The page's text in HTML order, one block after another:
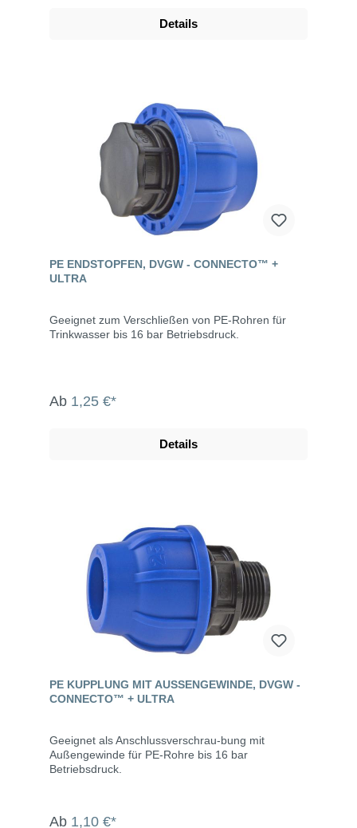
Details
PE ENDSTOPFEN, DVGW - CONNECTO™ +
ULTRA
Geeignet zum Verschließen von PE-Rohren für
Trinkwasser bis 16 bar Betriebsdruck.
Ab 1,25 €*
Details
PE KUPPLUNG MIT AUSSENGEWINDE, DVGW - C
ONNECTO™ + ULTRA
Geeignet als Anschlussverschrau-bung mit
Außengewinde für PE-Rohre bis 16 bar
Betriebsdruck.
Ab 1,10 €*